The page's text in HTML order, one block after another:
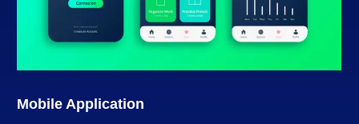
Mobile Application
more